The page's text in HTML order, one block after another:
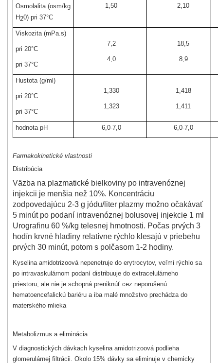
Osmolalita (osm/kg
H20) pri 37°C
1,50 2,10
Viskozita (mPa.s)
pri 20°C
pri 37°C
7,2
4,0
18,5
8,9
Hustota (g/ml)
pri 20°C
pri 37°C
1,330
1,323
1,418
1,411
hodnota pH 6,0-7,0 6,0-7,0
Farmakokinetické vlastnosti
Distribúcia
Väzba na plazmatické bielkoviny po intravenóznej
injekcii je menšia než 10%. Koncentráciu
zodpovedajúcu 2-3 g jódu/liter plazmy možno očakávať
5 minút po podaní intravenóznej bolusovej injekcie 1 ml
Urografinu 60 %/kg telesnej hmotnosti. Počas prvých 3
hodín krvné hladiny relatívne rýchlo klesajú v priebehu
prvých 30 minút, potom s polčasom 1-2 hodiny.
Kyselina amidotrizoová nepenetruje do erytrocytov, veľmi rýchlo sa
po intravaskulárnom podaní distribuuje do extracelulárneho
priestoru, ale nie je schopná preniknúť cez neporušenú
hematoencefalickú bariéru a iba malé množstvo prechádza do
materského mlieka
Metabolizmus a eliminácia
V diagnostických dávkach kyselina amidotrizoová podlieha
glomerulárnej filtrácii. Okolo 15% dávky sa eliminuje v chemicky